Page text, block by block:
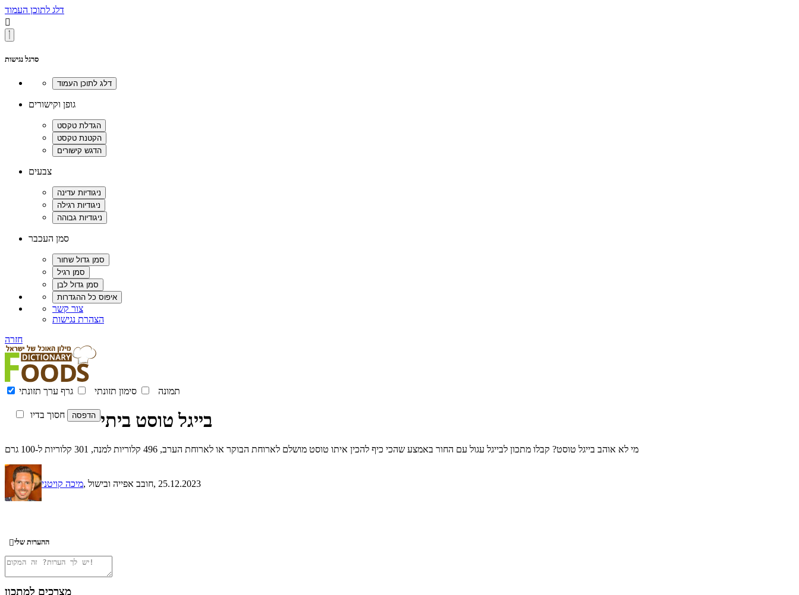
דלג לתוכן העמוד

סרגל נגישות
גופן וקישורים
צבעים
סמן העכבר
צור קשר
הצהרת נגישות
חזרה
תמונה סימון תזונתי גרף ערך תזונתי
חסוך בדיו בייגל טוסט ביתי
מי לא אוהב בייגל טוסט? קבלו מתכון לבייגל עגול עם החור באמצע שהכי כיף להכין איתו טוסט מושלם לארוחת הבוקר או לארוחת הערב, 496 קלוריות למנה, 301 קלוריות ל-100 גרם
מיכה קויטני , חובב אפייה ובישול, 25.12.2023
ההערות שלי
מצרכים למתכון